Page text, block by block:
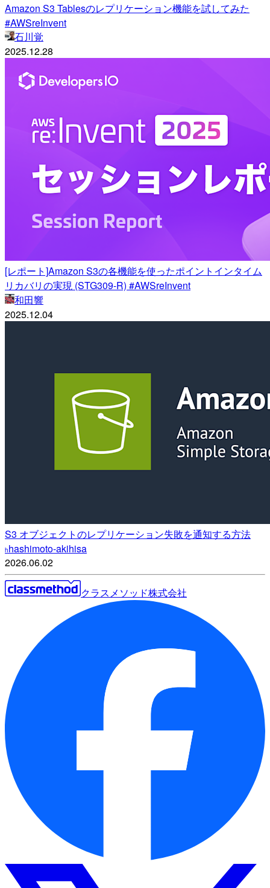
Amazon S3 Tablesのレプリケーション機能を試してみた
#AWSreInvent
石川覚
2025.12.28
[レポート]Amazon S3の各機能を使ったポイントインタイム
リカバリの実現 (STG309-R) #AWSreInvent
和田響
2025.12.04
S3 オブジェクトのレプリケーション失敗を通知する方法
hhashimoto-akihisa
2026.06.02
クラスメソッド株式会社